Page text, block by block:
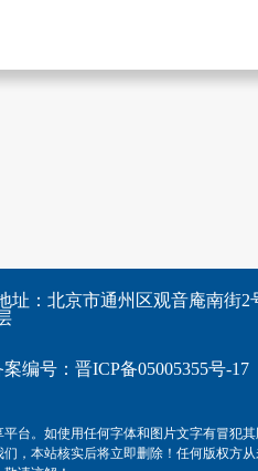
址：北京市通州区观音庵南街2
案编号：晋ICP备05005355号-17
台。如使用任何字体和图片文字有冒犯
，本站核实后将立即删除！任何版权方